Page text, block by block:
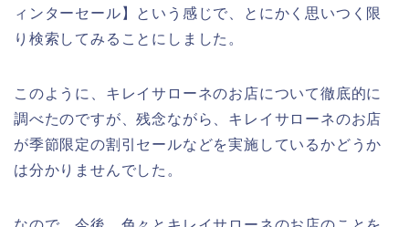
ィンターセール】という感じで、とにかく思いつく限
り検索してみることにしました。
このように、キレイサローネのお店について徹底的に
調べたのですが、残念ながら、キレイサローネのお店
が季節限定の割引セールなどを実施しているかどうか
は分かりませんでした。